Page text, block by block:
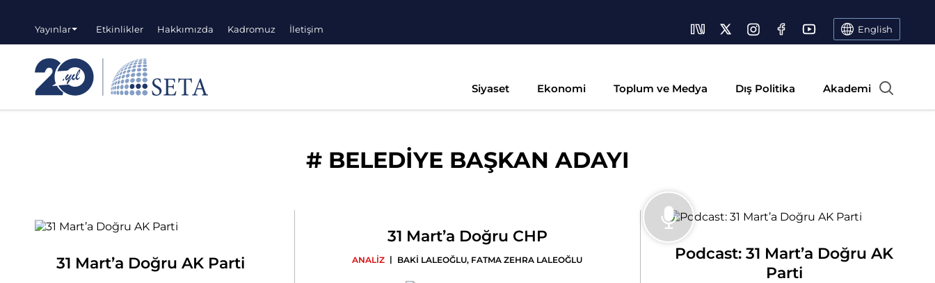
Yayınlar Etkinlikler Hakkımızda Kadromuz İletişim English
Siyaset Ekonomi Toplum ve Medya Dış Politika Akademi
# BELEDİYE BAŞKAN ADAYI
31 Mart’a Doğru AK Parti
31 Mart’a Doğru CHP
ANALİZ | BAKİ LALEOĞLU, FATMA ZEHRA LALEOĞLU
Podcast: 31 Mart’a Doğru AK
Parti